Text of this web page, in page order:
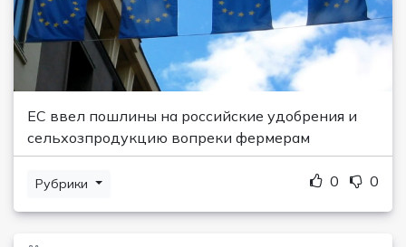
ЕС ввел пошлины на российские удобрения и
сельхозпродукцию вопреки фермерам
Рубрики 0 0